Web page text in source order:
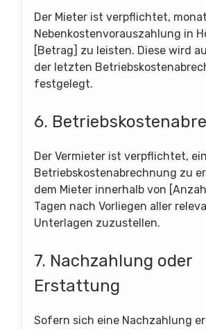
Der Mieter ist verpflichtet,
Nebenkostenvorauszahlung in
[Betrag] zu leisten. Diese wird
der letzten
festgelegt.
6.
Der Vermieter ist verpflichtet,
Betriebskostenabrechnung zu
dem Mieter innerhalb von
Tagen nach Vorliegen aller
Unterlagen zuzustellen.
7. Nachzahlung oder
Erstattung
Sofern sich eine Nachzahlung